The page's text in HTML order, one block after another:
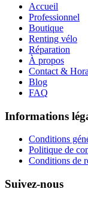
Accueil
Professionnel
Boutique
Renting vélo
Réparation
À propos
Contact &
Blog
FAQ
Informations
Conditions
Politique de
Conditions de
Suivez-nous